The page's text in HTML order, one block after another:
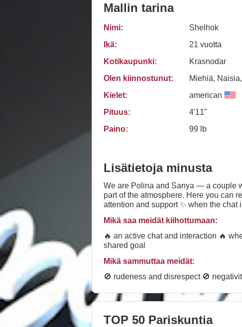
Mallin tarina
Nimi:
Shelhok
Ikä:
21 vuotta
Kotikaupunki:
Krasnodar
Olen kiinnostunut:
Miehiä,
Kielet:
american
Pituus:
4'11"
Paino:
99 lb
Lisätietoja minusta
We are Polina and Sanya — a couple
part of the atmosphere. Here you can
attention and support ✨ when the
growth of our show. Thank you to
little team.
Mikä saa meidät kiihottumaan:
🔥 an active chat and interaction 🔥
shared goal
Mikä sammuttaa meidät:
🚫 rudeness and disrespect 🚫
TOP 50 Pariskuntia